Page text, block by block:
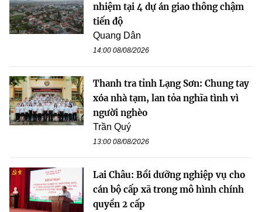
nhiệm tại 4 dự án giao thông chậm
tiến độ
Quang Dân
14:00 08/08/2026
Thanh tra tỉnh Lạng Sơn: Chung tay
xóa nhà tạm, lan tỏa nghĩa tình vì
người nghèo
Trần Quý
13:00 08/08/2026
Lai Châu: Bồi dưỡng nghiệp vụ cho
cán bộ cấp xã trong mô hình chính
quyền 2 cấp